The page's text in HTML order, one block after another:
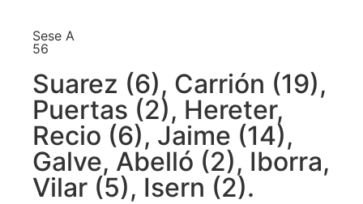
Sese A
56
Suarez (6), Carrión (19),
Puertas (2), Hereter,
Recio (6), Jaime (14),
Galve, Abelló (2), Iborra,
Vilar (5), Isern (2).